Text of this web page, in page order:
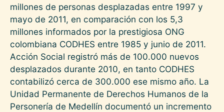
millones de personas desplazadas entre 1997 y
mayo de 2011, en comparación con los 5,3
millones informados por la prestigiosa ONG
colombiana CODHES entre 1985 y junio de 2011.
Acción Social registró más de 100.000 nuevos
desplazados durante 2010, en tanto CODHES
contabilizó cerca de 300.000 ese mismo año. La
Unidad Permanente de Derechos Humanos de la
Personería de Medellín documentó un incremento